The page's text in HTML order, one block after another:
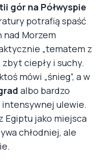
gór na Półwyspie
potrafią spaść
nad Morzem
„tematem z
ciepły i suchy.
mówi „śnieg”, a w
albo bardzo
ulewie.
Egiptu jako miejsca
chłodniej, ale